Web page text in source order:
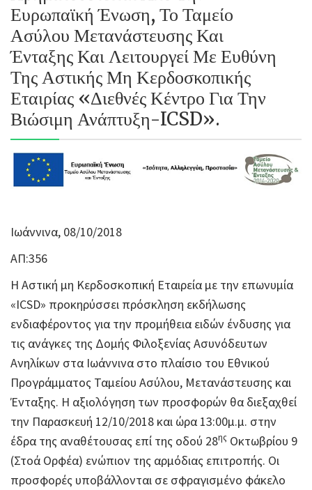
Ευρωπαϊκή Ένωση, Το Ταμείο
Ασύλου Μετανάστευσης Και
Ένταξης Και Λειτουργεί Με Ευθύνη
Της Αστικής Μη Κερδοσκοπικής
Εταιρίας «Διεθνές Κέντρο Για Την
Βιώσιμη Ανάπτυξη-ICSD».
Ιωάννινα, 08/10/2018
ΑΠ:356
Η Αστική μη Κερδοσκοπική Εταιρεία με την επωνυμία
«ICSD» προκηρύσσει πρόσκληση εκδήλωσης
ενδιαφέροντος για την προμήθεια ειδών ένδυσης για
τις ανάγκες της Δομής Φιλοξενίας Ασυνόδευτων
Ανηλίκων στα Ιωάννινα στο πλαίσιο του Εθνικού
Προγράμματος Ταμείου Ασύλου, Μετανάστευσης και
Ένταξης. Η αξιολόγηση των προσφορών θα διεξαχθεί
την Παρασκευή 12/10/2018 και ώρα 13:00μ.μ. στην
έδρα της αναθέτουσας επί της οδού 28ης Οκτωβρίου 9
(Στοά Ορφέα) ενώπιον της αρμόδιας επιτροπής. Οι
προσφορές υποβάλλονται σε σφραγισμένο φάκελο